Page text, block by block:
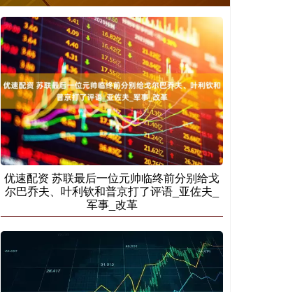
优速配资 苏联最后一位元帅临终前分别给戈
尔巴乔夫、叶利钦和普京打了评语_亚佐夫_
军事_改革